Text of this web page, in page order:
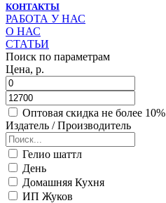
КОНТАКТЫ
РАБОТА У НАС
О НАС
СТАТЬИ
Поиск по параметрам
Цена, р.
Оптовая скидка не более 10%
Издатель / Производитель
Гелио шаттл
День
Домашняя Кухня
ИП Жуков